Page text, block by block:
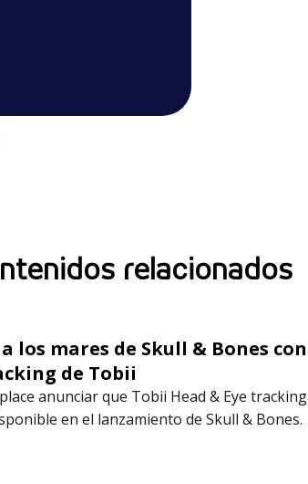
relacionados
los mares de Skull & Bones con
de Tobii
anunciar que Tobii Head & Eye tracking
en el lanzamiento de Skull & Bones.